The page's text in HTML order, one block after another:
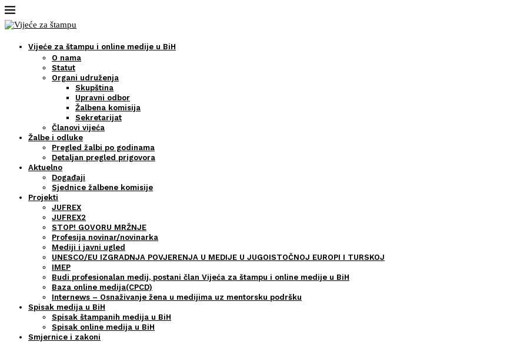
Vijeće za štampu i online medije u BiH
O nama
Statut
Organi udruženja
Skupština
Upravni odbor
Žalbena komisija
Sekretarijat
Članovi vijeća
Žalbe i odluke
Pregled žalbi po godinama
Detaljan pregled prigovora
Aktuelno
Događaji
Sjednice žalbene komisije
Projekti
JUFREX
JUFREX2
STOP! GOVORU MRŽNJE
Profesija novinar/novinarka
Mediji i javni ugled
UNESCO/EU IZGRADNJA POVJERENJA U MEDIJE U JUGOISTOČNOJ EUROPI I TURSKOJ
IMEP
Budi profesionalan medij, postani član Vijeća za štampu i online medije u BiH
Baza online medija(CPCD)
Internews – Osnaživanje žena u medijima uz mentorsku podršku
Spisak medija u BiH
Spisak štampanih medija u BiH
Spisak online medija u BiH
Smjernice i zakoni